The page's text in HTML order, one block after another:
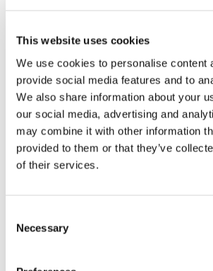
This website uses cookies
We use cookies to personalise content
provide social media features and to
We also share information about your
our social media, advertising and
may combine it with other information
provided to them or that they’ve
of their services.
Selection
Necessary
Beni comuni
condominio:
sono i limiti
sfruttamento
della questione di interventi
parti comuni del condominio,